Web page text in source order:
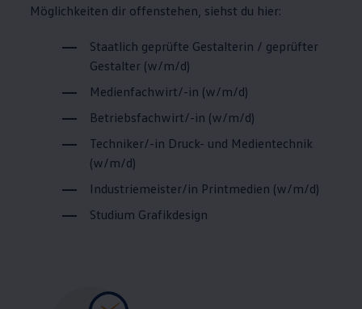
Möglichkeiten dir offenstehen, siehst du hier:
Staatlich geprüfte Gestalterin / geprüfter
Gestalter (w/m/d)
Medienfachwirt/-in (w/m/d)
Betriebsfachwirt/-in (w/m/d)
Techniker/-in Druck- und Medientechnik
(w/m/d)
Industriemeister/in Printmedien (w/m/d)
Studium Grafikdesign